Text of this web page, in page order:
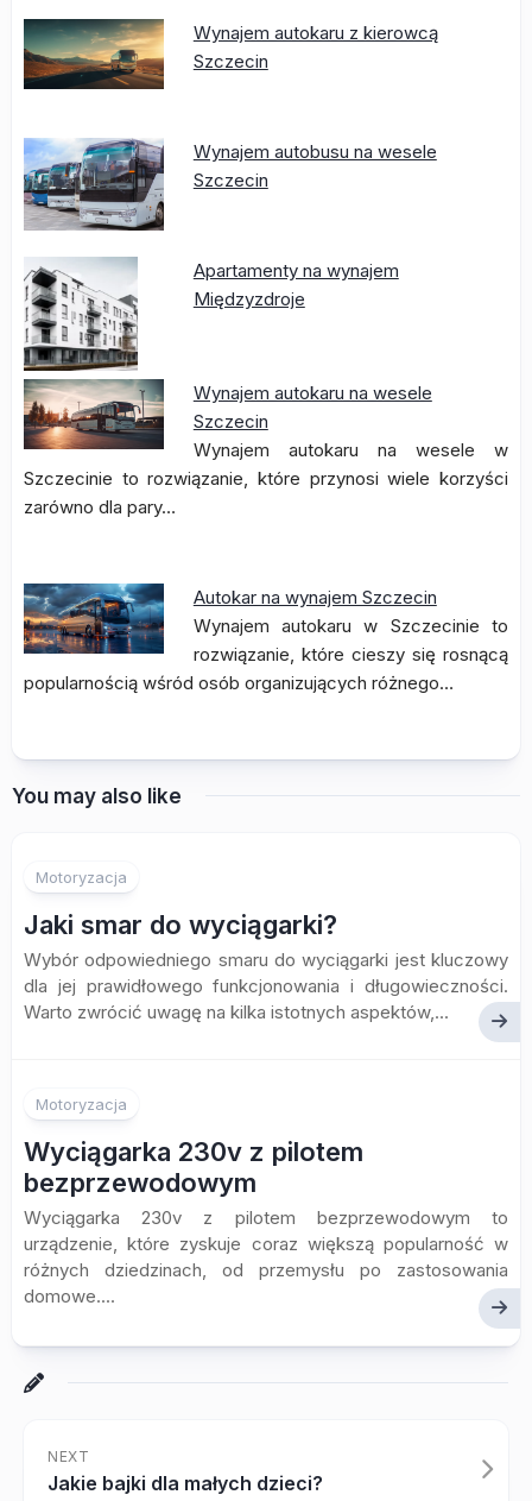
Wynajem autokaru z kierowcą
Szczecin
Wynajem autobusu na wesele
Szczecin
Apartamenty na wynajem
Międzyzdroje
Wynajem autokaru na wesele
Szczecin
Wynajem autokaru na wesele w
Szczecinie to rozwiązanie, które przynosi wiele korzyści
zarówno dla pary…
Autokar na wynajem Szczecin
Wynajem autokaru w Szczecinie to
rozwiązanie, które cieszy się rosnącą
popularnością wśród osób organizujących różnego…
You may also like
Motoryzacja
Jaki smar do wyciągarki?
Wybór odpowiedniego smaru do wyciągarki jest kluczowy
dla jej prawidłowego funkcjonowania i długowieczności.
Warto zwrócić uwagę na kilka istotnych aspektów,...
Motoryzacja
Wyciągarka 230v z pilotem
bezprzewodowym
Wyciągarka 230v z pilotem bezprzewodowym to
urządzenie, które zyskuje coraz większą popularność w
różnych dziedzinach, od przemysłu po zastosowania
domowe....
NEXT
Jakie bajki dla małych dzieci?